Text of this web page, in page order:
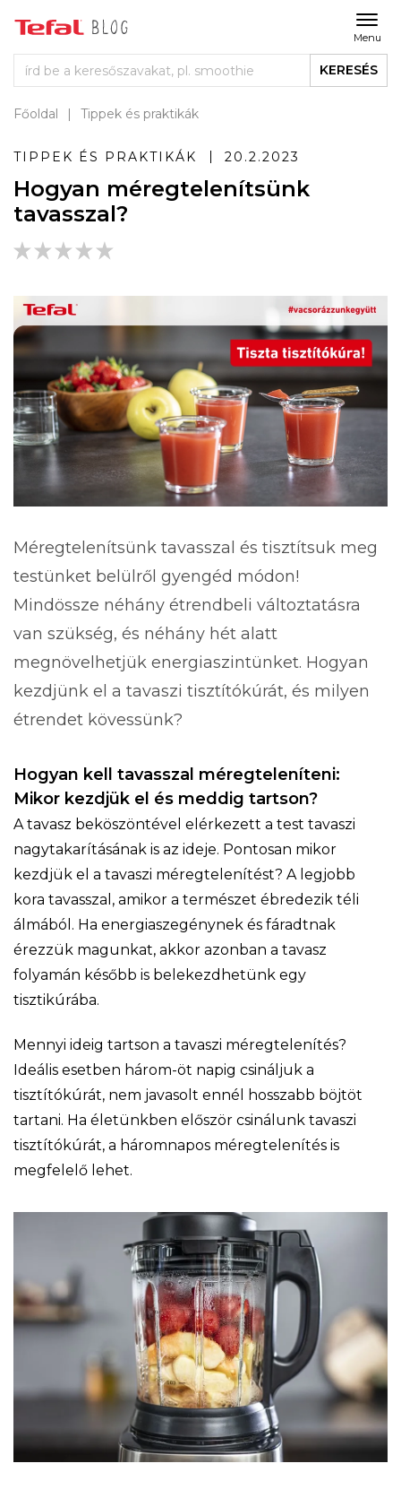
Menu
KERESÉS
Főoldal Tippek és praktikák
TIPPEK ÉS PRAKTIKÁK 20.2.2023
Hogyan méregtelenítsünk
tavasszal?
Méregtelenítsünk tavasszal és tisztítsuk meg
testünket belülről gyengéd módon!
Mindössze néhány étrendbeli változtatásra
van szükség, és néhány hét alatt
megnövelhetjük energiaszintünket. Hogyan
kezdjünk el a tavaszi tisztítókúrát, és milyen
étrendet kövessünk?
Hogyan kell tavasszal méregteleníteni:
Mikor kezdjük el és meddig tartson?
A tavasz beköszöntével elérkezett a test tavaszi
nagytakarításának is az ideje. Pontosan mikor
kezdjük el a tavaszi méregtelenítést? A legjobb
kora tavasszal, amikor a természet ébredezik téli
álmából. Ha energiaszegénynek és fáradtnak
érezzük magunkat, akkor azonban a tavasz
folyamán később is belekezdhetünk egy
tisztikúrába.
Mennyi ideig tartson a tavaszi méregtelenítés?
Ideális esetben három-öt napig csináljuk a
tisztítókúrát, nem javasolt ennél hosszabb böjtöt
tartani. Ha életünkben először csinálunk tavaszi
tisztítókúrát, a háromnapos méregtelenítés is
megfelelő lehet.